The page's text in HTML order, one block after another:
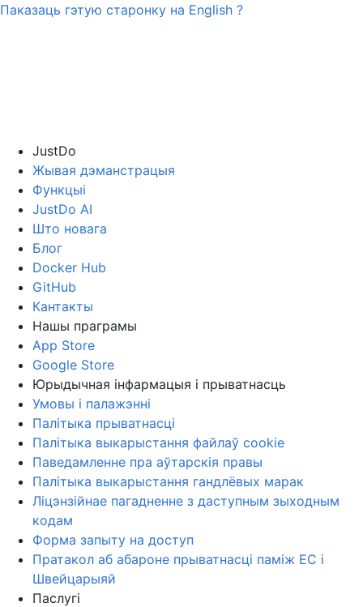
Паказаць гэтую старонку на English ?
JustDo
Жывая дэманстрацыя
Функцыі
JustDo AI
Што новага
Блог
Docker Hub
GitHub
Кантакты
Нашы праграмы
App Store
Google Store
Юрыдычная інфармацыя і прыватнасць
Умовы і палажэнні
Палітыка прыватнасці
Палітыка выкарыстання файлаў cookie
Паведамленне пра аўтарскія правы
Палітыка выкарыстання гандлёвых марак
Ліцэнзійнае пагадненне з даступным зыходным
кодам
Форма запыту на доступ
Пратакол аб абароне прыватнасці паміж ЕС і
Швейцарыяй
Паслугі